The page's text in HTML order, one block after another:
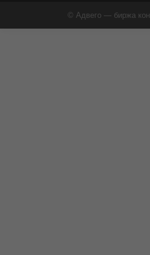
© Адвего — биржа